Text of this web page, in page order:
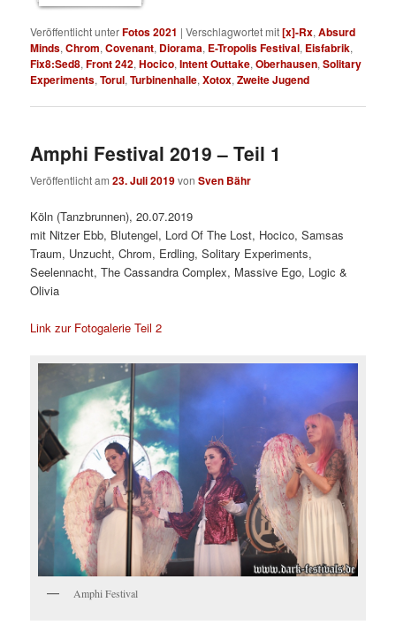
Veröffentlicht unterFotos 2021 |Verschlagwortet mit[x]-Rx,Absurd
Minds,Chrom,Covenant, Diorama, E-Tropolis Festival, Eisfabrik,
Fix8:Sed8,Front 242,Hocico,Intent Outtake,Oberhausen,Solitary
Experiments,Torul,Turbinenhalle,Xotox,Zweite Jugend
Amphi Festival 2019 – Teil 1
Veröffentlicht am23. Juli 2019vonSven Bähr
Köln (Tanzbrunnen), 20.07.2019
mit Nitzer Ebb, Blutengel, Lord Of The Lost, Hocico, Samsas
Traum, Unzucht, Chrom, Erdling, Solitary Experiments,
Seelennacht, The Cassandra Complex, Massive Ego, Logic &
Olivia
Link zur Fotogalerie Teil 2
Amphi Festival